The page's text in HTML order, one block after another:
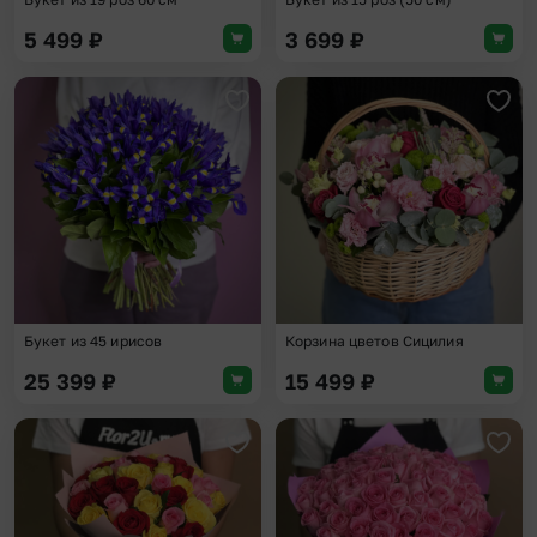
5 499 ₽ 3 699 ₽
Добавить в избранное
Букет из 45 ирисов
25 399 ₽
Корзина цветов Сицилия
15 499 ₽
Добавить в избранное